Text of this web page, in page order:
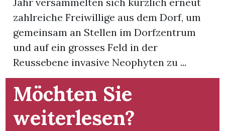
Newsletter
zahlreiche Freiwillige aus dem Dorf, um
gemeinsam an Stellen im Dorfzentrum
und auf ein grosses Feld in der
Reussebene invasive Neophyten zu ...
Möchten Sie
weiterlesen?